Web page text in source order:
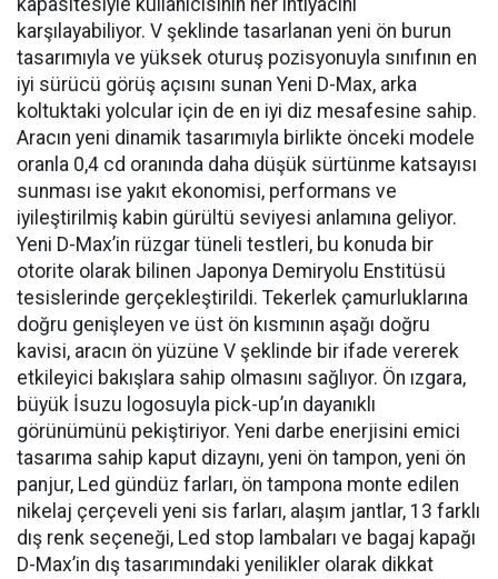
kapasitesiyle kullanıcısının her ihtiyacını
karşılayabiliyor. V şeklinde tasarlanan yeni ön burun
tasarımıyla ve yüksek oturuş pozisyonuyla sınıfının en
iyi sürücü görüş açısını sunan Yeni D-Max, arka
koltuktaki yolcular için de en iyi diz mesafesine sahip.
Aracın yeni dinamik tasarımıyla birlikte önceki modele
oranla 0,4 cd oranında daha düşük sürtünme katsayısı
sunması ise yakıt ekonomisi, performans ve
iyileştirilmiş kabin gürültü seviyesi anlamına geliyor.
Yeni D-Max’in rüzgar tüneli testleri, bu konuda bir
otorite olarak bilinen Japonya Demiryolu Enstitüsü
tesislerinde gerçekleştirildi. Tekerlek çamurluklarına
doğru genişleyen ve üst ön kısmının aşağı doğru
kavisi, aracın ön yüzüne V şeklinde bir ifade vererek
etkileyici bakışlara sahip olmasını sağlıyor. Ön ızgara,
büyük İsuzu logosuyla pick-up’ın dayanıklı
görünümünü pekiştiriyor. Yeni darbe enerjisini emici
tasarıma sahip kaput dizaynı, yeni ön tampon, yeni ön
panjur, Led gündüz farları, ön tampona monte edilen
nikelaj çerçeveli yeni sis farları, alaşım jantlar, 13 farklı
dış renk seçeneği, Led stop lambaları ve bagaj kapağı
D-Max’in dış tasarımındaki yenilikler olarak dikkat